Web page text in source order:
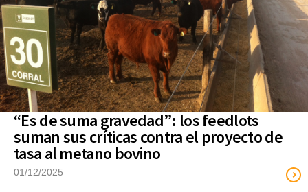
“Es de suma gravedad”: los feedlots
suman sus críticas contra el proyecto de
tasa al metano bovino
01/12/2025